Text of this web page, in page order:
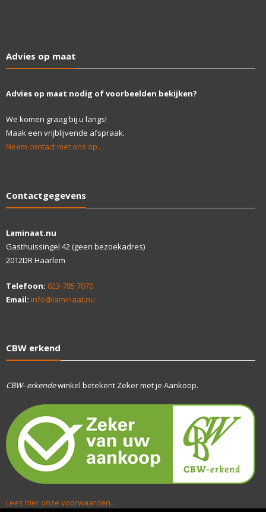
Advies op maat
Advies op maat nodig of voorbeelden bekijken?
We komen graag bij u langs!
Maak een vrijblijvende afspraak.
Neem contact met ons op…
Contactgegevens
Laminaat.nu
Gasthuissingel 42 (geen bezoekadres)
2012DR Haarlem
Telefoon: 023-785 7070
Email: info@laminaat.nu
CBW erkend
CBW–erkendewinkel betekent Zeker met je Aankoop.
Lees hier onze voorwaarden…